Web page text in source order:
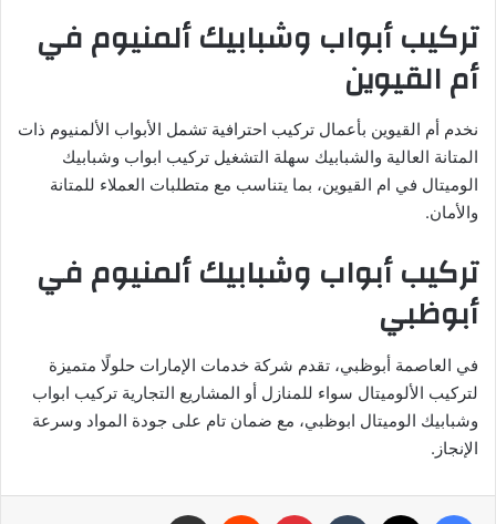
تركيب أبواب وشبابيك ألمنيوم في
أم القيوين
نخدم أم القيوين بأعمال تركيب احترافية تشمل الأبواب الألمنيوم ذات
المتانة العالية والشبابيك سهلة التشغيل تركيب ابواب وشبابيك
الوميتال في ام القيوين، بما يتناسب مع متطلبات العملاء للمتانة
والأمان.
تركيب أبواب وشبابيك ألمنيوم في
أبوظبي
في العاصمة أبوظبي، تقدم شركة خدمات الإمارات حلولًا متميزة
لتركيب الألوميتال سواء للمنازل أو المشاريع التجارية تركيب ابواب
وشبابيك الوميتال ابوظبي، مع ضمان تام على جودة المواد وسرعة
الإنجاز.
فيسبوك بينتيريست